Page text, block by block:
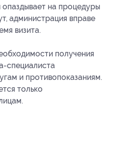
опаздывает на процедуры
администрация вправе
визита.
получения
специалиста
и противопоказаниям.
только